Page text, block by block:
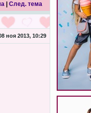
| След. тема
ноя 2013, 10:29